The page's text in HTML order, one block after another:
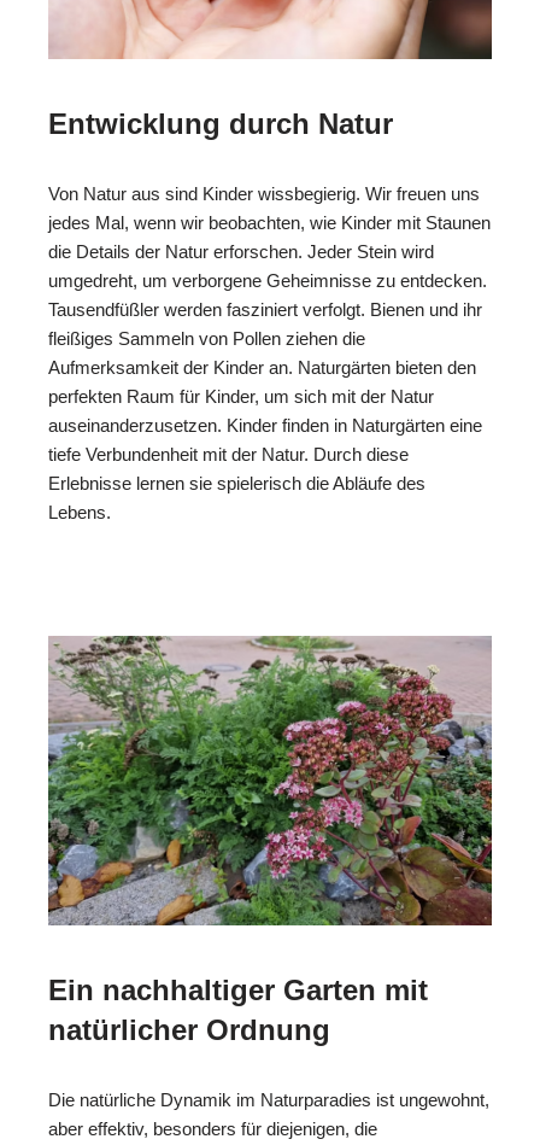
Entwicklung durch Natur
Von Natur aus sind Kinder wissbegierig. Wir freuen uns
jedes Mal, wenn wir beobachten, wie Kinder mit Staunen
die Details der Natur erforschen. Jeder Stein wird
umgedreht, um verborgene Geheimnisse zu entdecken.
Tausendfüßler werden fasziniert verfolgt. Bienen und ihr
fleißiges Sammeln von Pollen ziehen die
Aufmerksamkeit der Kinder an. Naturgärten bieten den
perfekten Raum für Kinder, um sich mit der Natur
auseinanderzusetzen. Kinder finden in Naturgärten eine
tiefe Verbundenheit mit der Natur. Durch diese
Erlebnisse lernen sie spielerisch die Abläufe des
Lebens.
Ein nachhaltiger Garten mit
natürlicher Ordnung
Die natürliche Dynamik im Naturparadies ist ungewohnt,
aber effektiv, besonders für diejenigen, die